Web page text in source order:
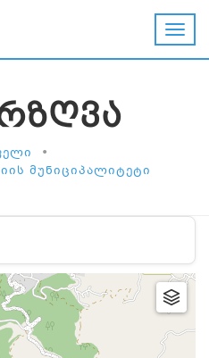
•
ᲛᲣᲜᲘᲪᲘᲞᲐᲚᲘᲢᲔᲢᲘ